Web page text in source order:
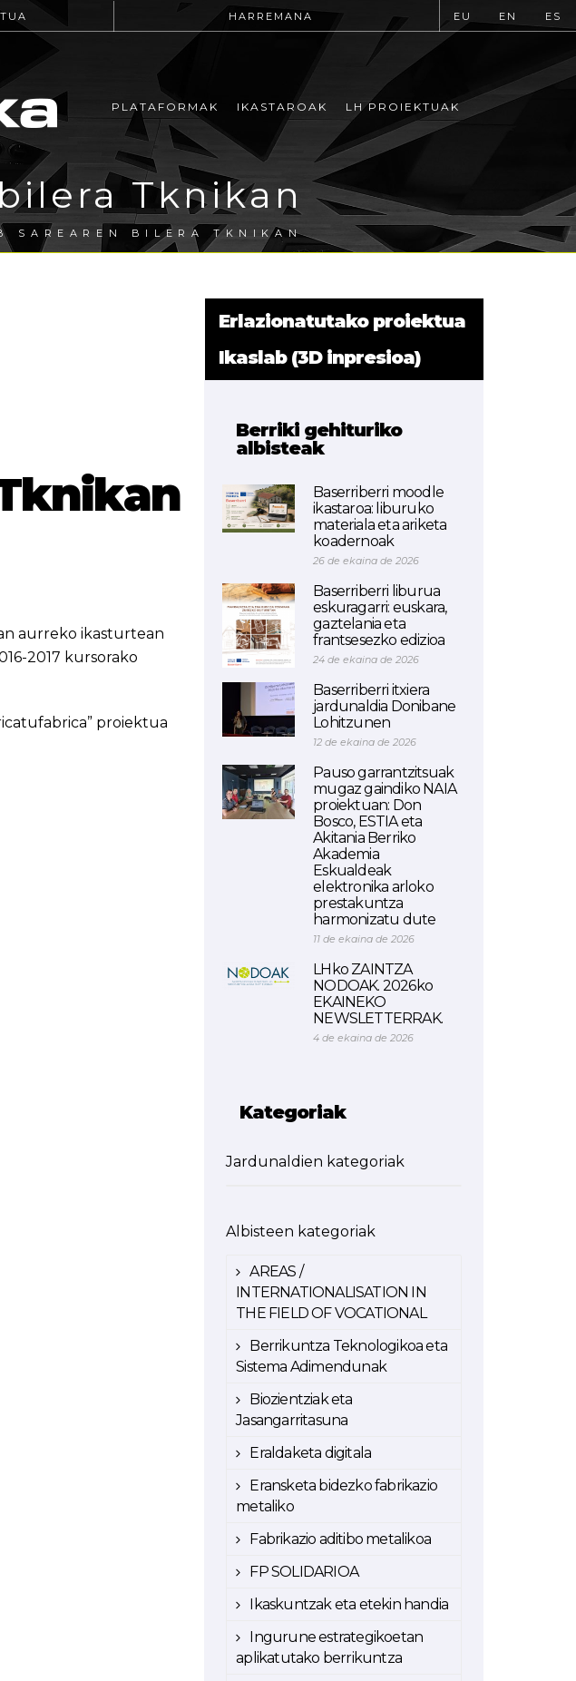
HARREMANA EU EN ES
PLATAFORMAK IKASTAROAK LH PROIEKTUAK
Tknikan
SAREAREN BILERA TKNIKAN
aurreko ikasturtean
2017 kursorako
proiektua
Erlazionatutako proiektua
Ikaslab (3D inpresioa)
Berriki gehituriko
albisteak
Baserriberri moodle
ikastaroa: liburuko
materiala eta ariketa
koadernoak
26 de ekaina de 2026
Baserriberri liburua
eskuragarri: euskara,
gaztelania eta
frantsesezko edizioa
24 de ekaina de 2026
Baserriberri itxiera
jardunaldia Donibane
Lohitzunen
12 de ekaina de 2026
Pauso garrantzitsuak
mugaz gaindiko NAIA
proiektuan: Don
Bosco, ESTIA eta
Akitania Berriko
Akademia
Eskualdeak
elektronika arloko
prestakuntza
harmonizatu dute
11 de ekaina de 2026
LHko ZAINTZA
NODOAK. 2026ko
EKAINEKO
NEWSLETTERRAK.
4 de ekaina de 2026
Kategoriak
Jardunaldien kategoriak
Albisteen kategoriak
AREAS /
INTERNATIONALISATION IN
THE FIELD OF VOCATIONAL
Berrikuntza Teknologikoa eta
Sistema Adimendunak
Biozientziak eta
Jasangarritasuna
Eraldaketa digitala
Eransketa bidezko fabrikazio
metaliko
Fabrikazio aditibo metalikoa
FP SOLIDARIOA
Ikaskuntzak eta etekin handia
Ingurune estrategikoetan
aplikatutako berrikuntza